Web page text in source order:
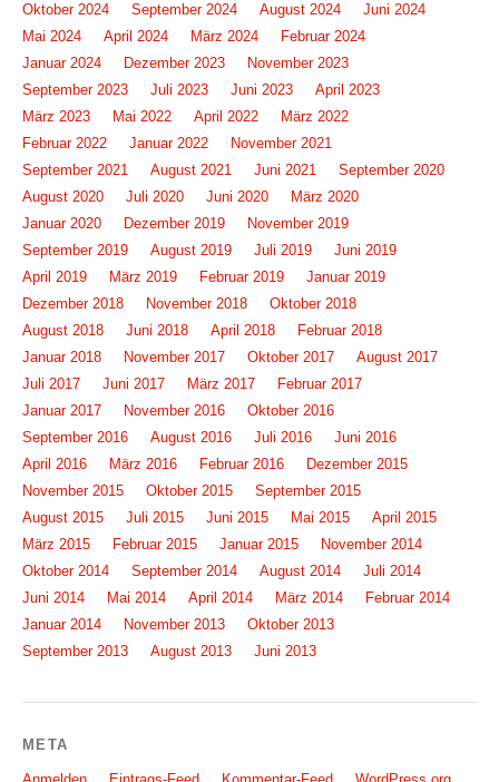
Oktober 2024 September 2024 August 2024
Juni 2024
Mai 2024
April 2024 März 2024
Februar 2024
Januar 2024
Dezember 2023
November 2023
September 2023
Juli 2023 Juni 2023
April 2023
März 2023
Mai 2022 April 2022
März 2022
Februar 2022
Januar 2022
November 2021
September 2021
August 2021 Juni 2021
September 2020
August 2020
Juli 2020 Juni 2020
März 2020
Januar 2020
Dezember 2019
November 2019
September 2019
August 2019 Juli 2019
Juni 2019
April 2019
März 2019 Februar 2019
Januar 2019
Dezember 2018
November 2018
Oktober 2018
August 2018
Juni 2018 April 2018
Februar 2018
Januar 2018
November 2017 Oktober 2017
August 2017
Juli 2017
Juni 2017 März 2017
Februar 2017
Januar 2017
November 2016
Oktober 2016
September 2016
August 2016 Juli 2016
Juni 2016
April 2016
März 2016 Februar 2016
Dezember 2015
November 2015
Oktober 2015
September 2015
August 2015
Juli 2015 Juni 2015 Mai 2015
April 2015
März 2015
Februar 2015 Januar 2015
November 2014
Oktober 2014
September 2014 August 2014
Juli 2014
Juni 2014
Mai 2014 April 2014 März 2014
Februar 2014
Januar 2014
November 2013
Oktober 2013
September 2013
August 2013 Juni 2013
META